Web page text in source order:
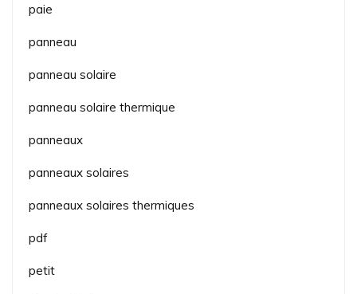
paie
panneau
panneau solaire
panneau solaire thermique
panneaux
panneaux solaires
panneaux solaires thermiques
pdf
petit